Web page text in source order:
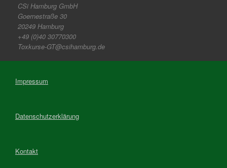
CSi Hamburg GmbH
Goernestraße 30
20249 Hamburg
+49 (0)40 30770300
Toxkurse-GT@csihamburg.de
Impressum
Datenschutzerklärung
Kontakt